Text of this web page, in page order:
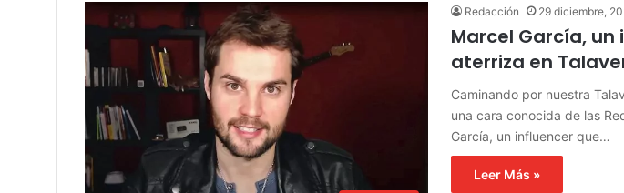
Redacción 29 diciembre,
Marcel García, un
aterriza en
Caminando por nuestra
una cara conocida de las
García, un influencer que…
Leer Más »